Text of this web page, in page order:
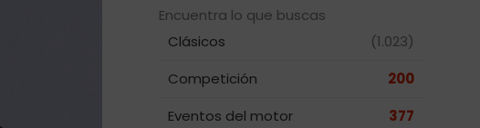
Encuentra lo que buscas
Clásicos
(1.023)
Competición
200
Eventos del motor
377